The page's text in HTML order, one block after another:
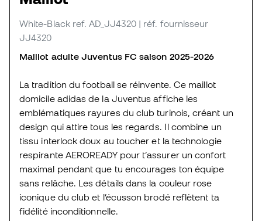
White-Black ref. AD_JJ4320 | réf. fournisseur
JJ4320
Maillot adulte Juventus FC saison 2025-2026
La tradition du football se réinvente. Ce maillot
domicile adidas de la Juventus affiche les
emblématiques rayures du club turinois, créant un
design qui attire tous les regards. Il combine un
tissu interlock doux au toucher et la technologie
respirante AEROREADY pour t’assurer un confort
maximal pendant que tu encourages ton équipe
sans relâche. Les détails dans la couleur rose
iconique du club et l’écusson brodé reflètent ta
fidélité inconditionnelle.